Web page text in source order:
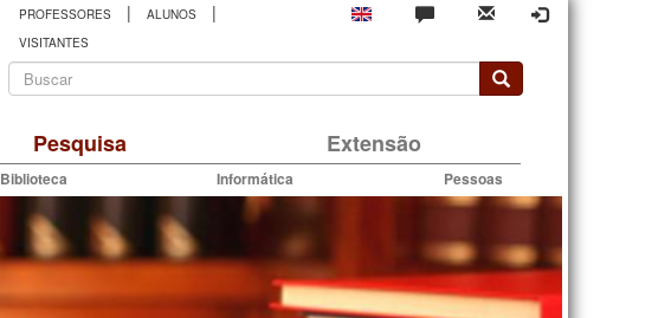
PROFESSORES | ALUNOS |
VISITANTES
Formulário
busca
Pesquisa Extensão
Biblioteca Informática Pessoas